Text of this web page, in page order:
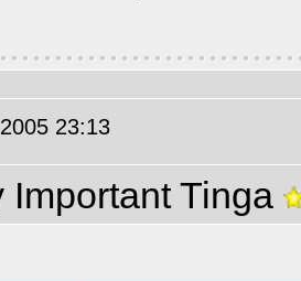
23:13
Important Tinga